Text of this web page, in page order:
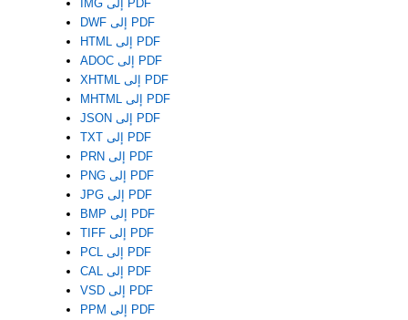
IMG إلى PDF
DWF إلى PDF
HTML إلى PDF
ADOC إلى PDF
XHTML إلى PDF
MHTML إلى PDF
JSON إلى PDF
TXT إلى PDF
PRN إلى PDF
PNG إلى PDF
JPG إلى PDF
BMP إلى PDF
TIFF إلى PDF
PCL إلى PDF
CAL إلى PDF
VSD إلى PDF
PPM إلى PDF